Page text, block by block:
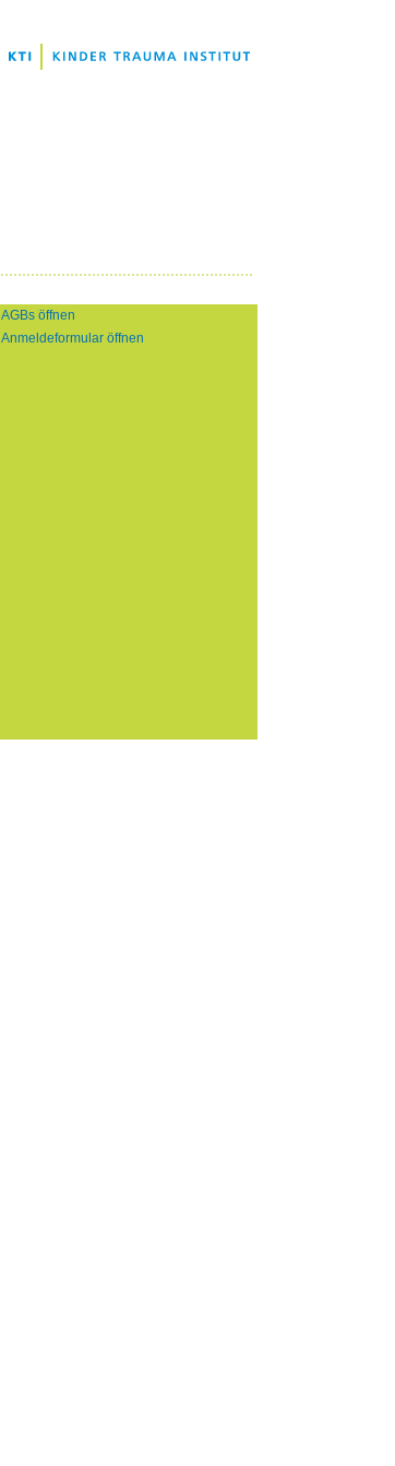
AGBs öffnen
Anmeldeformular öffnen